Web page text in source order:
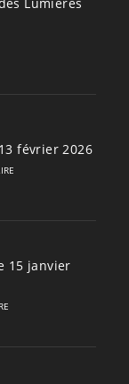
février 2026
15 janvier